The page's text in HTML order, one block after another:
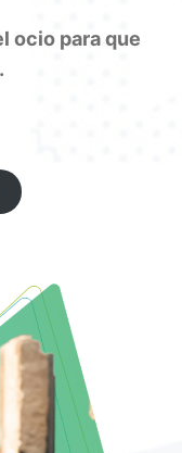
ocio para que